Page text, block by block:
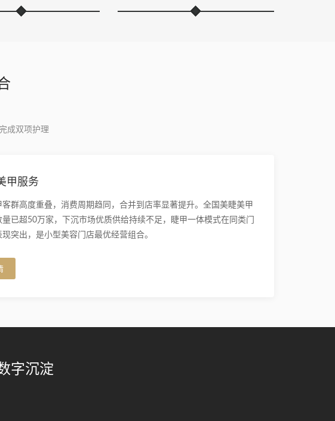
成双项护理
甲服务
客群高度重叠，消费周期趋同，合并到店率显著提升。全国美睫美甲
已超50万家，下沉市场优质供给持续不足，睫甲一体模式在同类门
突出，是小型美容门店最优经营组合。
字沉淀